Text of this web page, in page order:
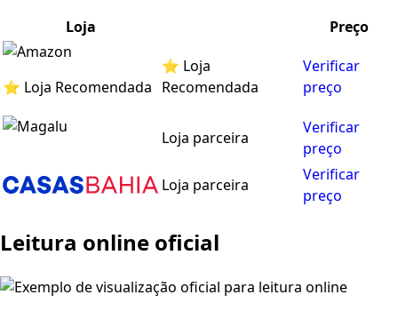
Loja
Preço
⭐ Loja Recomendada
⭐ Loja
Recomendada
Verificar
preço
Loja parceira
Verificar
preço
Loja parceira
Verificar
preço
Leitura online oficial